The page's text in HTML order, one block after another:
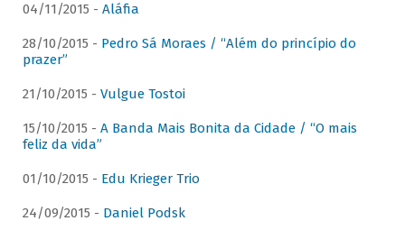
04/11/2015 - Aláfia
28/10/2015 - Pedro Sá Moraes / “Além do princípio do
prazer”
21/10/2015 - Vulgue Tostoi
15/10/2015 - A Banda Mais Bonita da Cidade / “O mais
feliz da vida”
01/10/2015 - Edu Krieger Trio
24/09/2015 - Daniel Podsk